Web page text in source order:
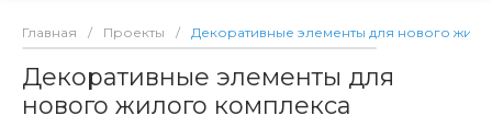
Главная / Проекты / Декоративные элементы для нового
Декоративные элементы для
нового жилого комплекса